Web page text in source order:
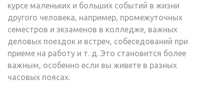
курсе маленьких и больших событий в жизни
другого человека, например, промежуточных
семестров и экзаменов в колледже, важных
деловых поездок и встреч, собеседований при
приеме на работу и т. д. Это становится более
важным, особенно если вы живете в разных
часовых поясах.